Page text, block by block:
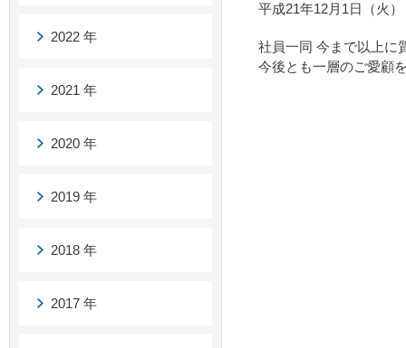
平成21年12月1日（火）
社員一同 今まで以上に
今後とも一層のご愛顧
2022 年
2021 年
2020 年
2019 年
2018 年
2017 年